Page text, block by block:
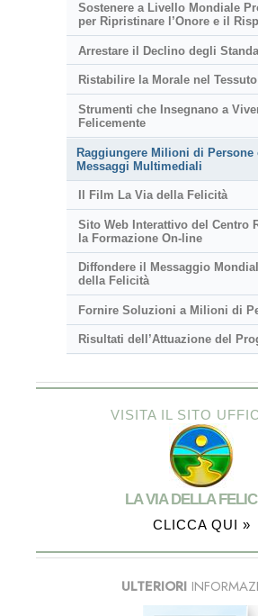
Sostenere a Livello Mondiale
per Ripristinare l’Onore e il
Arrestare il Declino degli
Ristabilire la Morale nel
Strumenti che Insegnano a
Felicemente
Raggiungere Milioni di Persone
Messaggi Multimediali
Il Film La Via della Felicità
Sito Web Interattivo del Centro
la Formazione On-line
Diffondere il Messaggio
della Felicità
Fornire Soluzioni a Milioni di
Risultati dell’Attuazione del
VISITA IL SITO
LA VIA DELLA
CLICCA QUI »
ULTERIORI